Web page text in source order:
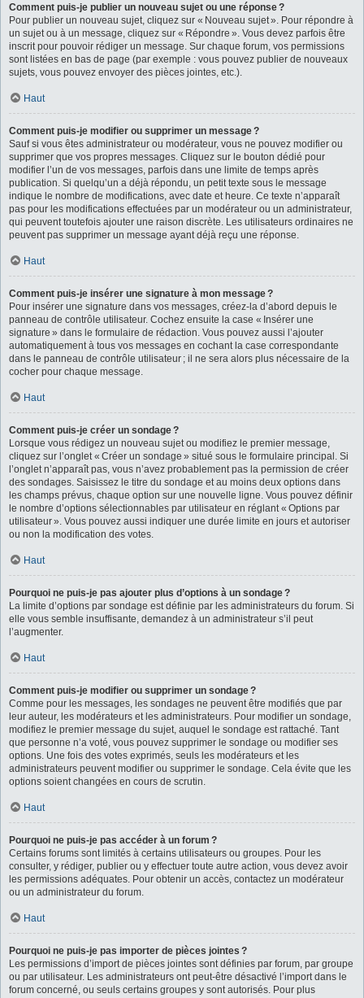
Comment puis-je publier un nouveau sujet ou une réponse ?
Pour publier un nouveau sujet, cliquez sur « Nouveau sujet ». Pour répondre à
un sujet ou à un message, cliquez sur « Répondre ». Vous devez parfois être
inscrit pour pouvoir rédiger un message. Sur chaque forum, vos permissions
sont listées en bas de page (par exemple : vous pouvez publier de nouveaux
sujets, vous pouvez envoyer des pièces jointes, etc.).
Haut
Comment puis-je modifier ou supprimer un message ?
Sauf si vous êtes administrateur ou modérateur, vous ne pouvez modifier ou
supprimer que vos propres messages. Cliquez sur le bouton dédié pour
modifier l’un de vos messages, parfois dans une limite de temps après
publication. Si quelqu’un a déjà répondu, un petit texte sous le message
indique le nombre de modifications, avec date et heure. Ce texte n’apparaît
pas pour les modifications effectuées par un modérateur ou un administrateur,
qui peuvent toutefois ajouter une raison discrète. Les utilisateurs ordinaires ne
peuvent pas supprimer un message ayant déjà reçu une réponse.
Haut
Comment puis-je insérer une signature à mon message ?
Pour insérer une signature dans vos messages, créez-la d’abord depuis le
panneau de contrôle utilisateur. Cochez ensuite la case « Insérer une
signature » dans le formulaire de rédaction. Vous pouvez aussi l’ajouter
automatiquement à tous vos messages en cochant la case correspondante
dans le panneau de contrôle utilisateur ; il ne sera alors plus nécessaire de la
cocher pour chaque message.
Haut
Comment puis-je créer un sondage ?
Lorsque vous rédigez un nouveau sujet ou modifiez le premier message,
cliquez sur l’onglet « Créer un sondage » situé sous le formulaire principal. Si
l’onglet n’apparaît pas, vous n’avez probablement pas la permission de créer
des sondages. Saisissez le titre du sondage et au moins deux options dans
les champs prévus, chaque option sur une nouvelle ligne. Vous pouvez définir
le nombre d’options sélectionnables par utilisateur en réglant « Options par
utilisateur ». Vous pouvez aussi indiquer une durée limite en jours et autoriser
ou non la modification des votes.
Haut
Pourquoi ne puis-je pas ajouter plus d’options à un sondage ?
La limite d’options par sondage est définie par les administrateurs du forum. Si
elle vous semble insuffisante, demandez à un administrateur s’il peut
l’augmenter.
Haut
Comment puis-je modifier ou supprimer un sondage ?
Comme pour les messages, les sondages ne peuvent être modifiés que par
leur auteur, les modérateurs et les administrateurs. Pour modifier un sondage,
modifiez le premier message du sujet, auquel le sondage est rattaché. Tant
que personne n’a voté, vous pouvez supprimer le sondage ou modifier ses
options. Une fois des votes exprimés, seuls les modérateurs et les
administrateurs peuvent modifier ou supprimer le sondage. Cela évite que les
options soient changées en cours de scrutin.
Haut
Pourquoi ne puis-je pas accéder à un forum ?
Certains forums sont limités à certains utilisateurs ou groupes. Pour les
consulter, y rédiger, publier ou y effectuer toute autre action, vous devez avoir
les permissions adéquates. Pour obtenir un accès, contactez un modérateur
ou un administrateur du forum.
Haut
Pourquoi ne puis-je pas importer de pièces jointes ?
Les permissions d’import de pièces jointes sont définies par forum, par groupe
ou par utilisateur. Les administrateurs ont peut-être désactivé l’import dans le
forum concerné, ou seuls certains groupes y sont autorisés. Pour plus